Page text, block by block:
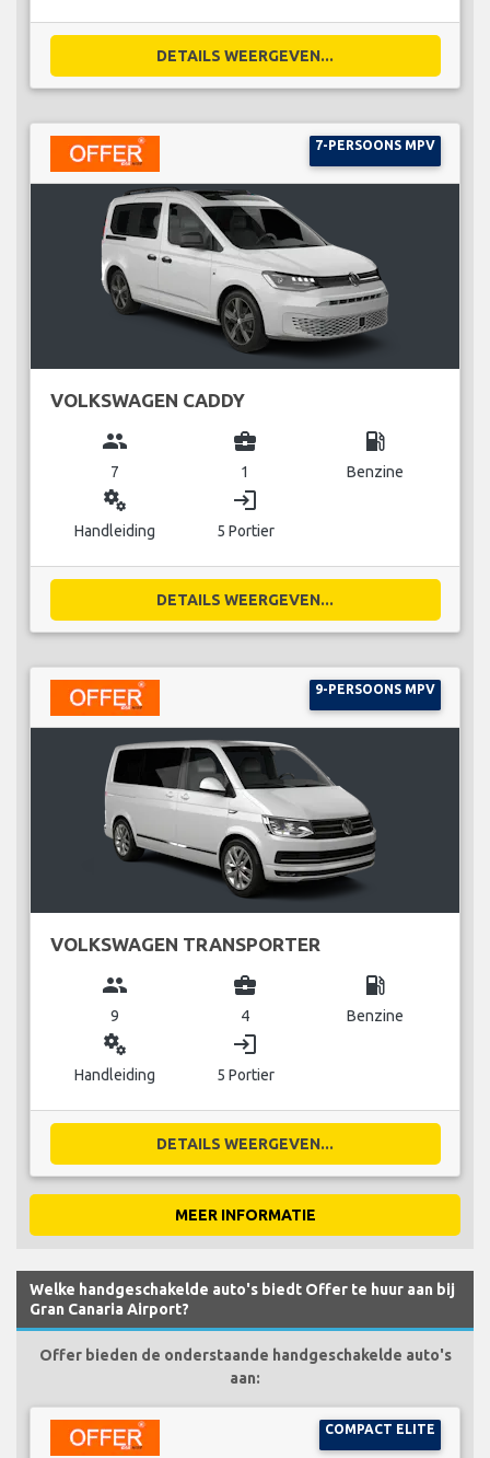
DETAILS WEERGEVEN...
7-PERSOONS MPV
VOLKSWAGEN CADDY
group
7
business_center
1
local_gas_station
Benzine
miscellaneous_services
Handleiding
login
5 Portier
DETAILS WEERGEVEN...
9-PERSOONS MPV
VOLKSWAGEN TRANSPORTER
group
9
business_center
4
local_gas_station
Benzine
miscellaneous_services
Handleiding
login
5 Portier
DETAILS WEERGEVEN...
MEER INFORMATIE
Welke handgeschakelde auto's biedt Offer te huur aan bij
Gran Canaria Airport?
Offer bieden de onderstaande handgeschakelde auto's
aan:
COMPACT ELITE